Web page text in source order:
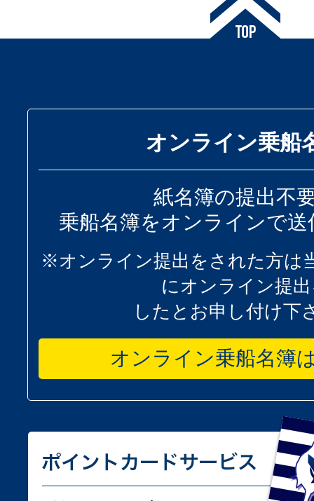
オンライン乗船
紙名簿の提出不
乗船名簿をオンラインで
※オンライン提出をされた方は
にオンライン提
したとお申し付け下
オンライン乗船名簿